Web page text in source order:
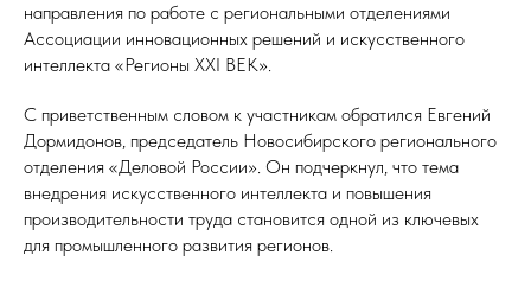
направления по работе с региональными отделениями
Ассоциации инновационных решений и искусственного
интеллекта «Регионы XXI ВЕК».
С приветственным словом к участникам обратился Евгений
Дормидонов, председатель Новосибирского регионального
отделения «Деловой России». Он подчеркнул, что тема
внедрения искусственного интеллекта и повышения
производительности труда становится одной из ключевых
для промышленного развития регионов.